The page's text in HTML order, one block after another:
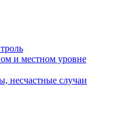
и местном уровне
несчастные случаи